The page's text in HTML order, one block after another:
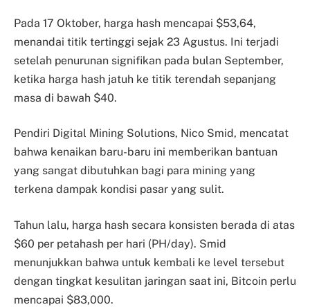
Pada 17 Oktober, harga hash mencapai $53,64,
menandai titik tertinggi sejak 23 Agustus. Ini terjadi
setelah penurunan signifikan pada bulan September,
ketika harga hash jatuh ke titik terendah sepanjang
masa di bawah $40.
Pendiri Digital Mining Solutions, Nico Smid, mencatat
bahwa kenaikan baru-baru ini memberikan bantuan
yang sangat dibutuhkan bagi para mining yang
terkena dampak kondisi pasar yang sulit.
Tahun lalu, harga hash secara konsisten berada di atas
$60 per petahash per hari (PH/day). Smid
menunjukkan bahwa untuk kembali ke level tersebut
dengan tingkat kesulitan jaringan saat ini, Bitcoin perlu
mencapai $83,000.